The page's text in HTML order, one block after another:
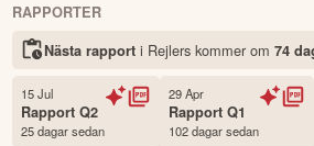
Namn
Status
Land
RAPPORTER
Nästa rapport i Rejlers kommer om 74
15 Jul
RapportQ2
25 dagar sedan
29 Apr
RapportQ1
102 dagar sedan